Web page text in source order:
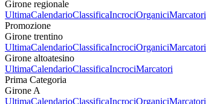
Girone regionale
UltimaCalendarioClassificaIncrociOrganiciMarcatori
Promozione
Girone trentino
UltimaCalendarioClassificaIncrociOrganiciMarcatori
Girone altoatesino
UltimaCalendarioClassificaIncrociMarcatori
Prima Categoria
Girone A
UltimaCalendarioClassificaIncrociOrganiciMarcatori